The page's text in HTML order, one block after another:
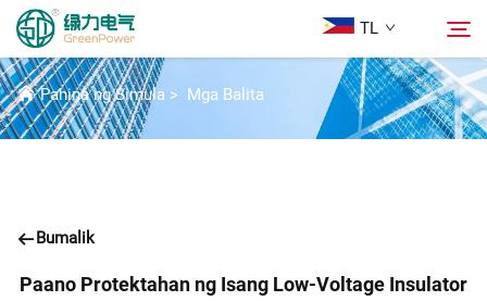
TL
Mga Produkto
BALITA
Pahina ng Simula > Mga Balita
Bumalik
Paano Protektahan ng Isang Low-Voltage Insulator